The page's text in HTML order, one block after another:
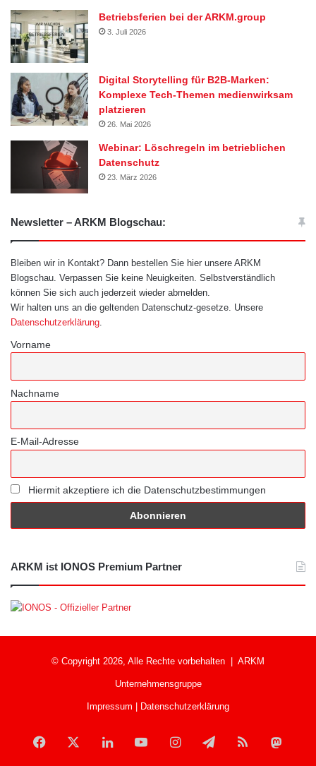
Betriebsferien bei der ARKM.group
3. Juli 2026
Digital Storytelling für B2B-Marken:
Komplexe Tech-Themen medienwirksam
platzieren
26. Mai 2026
Webinar: Löschregeln im betrieblichen
Datenschutz
23. März 2026
Newsletter – ARKM Blogschau:
Bleiben wir in Kontakt? Dann bestellen Sie hier unsere ARKM
Blogschau. Verpassen Sie keine Neuigkeiten. Selbstverständlich
können Sie sich auch jederzeit wieder abmelden.
Wir halten uns an die geltenden Datenschutz-gesetze. Unsere
Datenschutzerklärung
Vorname
Nachname
E-Mail-Adresse
Hiermit akzeptiere ich die Datenschutzbestimmungen
ARKM ist IONOS Premium Partner
© Copyright 2026, Alle Rechte vorbehalten | ARKM
Unternehmensgruppe
Impressum Datenschutzerklärung
Facebook LinkedInYouTubeInstagramTelegramRSS